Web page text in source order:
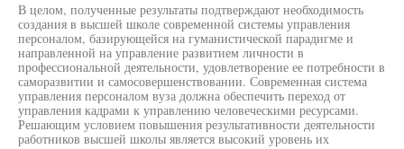
В целом, полученные результаты подтверждают необходимость
создания в высшей школе современной системы управления
персоналом, базирующейся на гуманистической парадигме и
направленной на управление развитием личности в
профессиональной деятельности, удовлетворение ее потребности в
саморазвитии и самосовершенствовании. Современная система
управления персоналом вуза должна обеспечить переход от
управления кадрами к управлению человеческими ресурсами.
Решающим условием повышения результативности деятельности
работников высшей школы является высокий уровень их